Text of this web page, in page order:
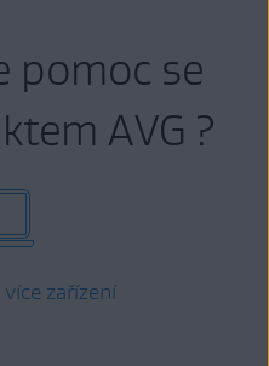
pomoc se
AVG ?
zařízení